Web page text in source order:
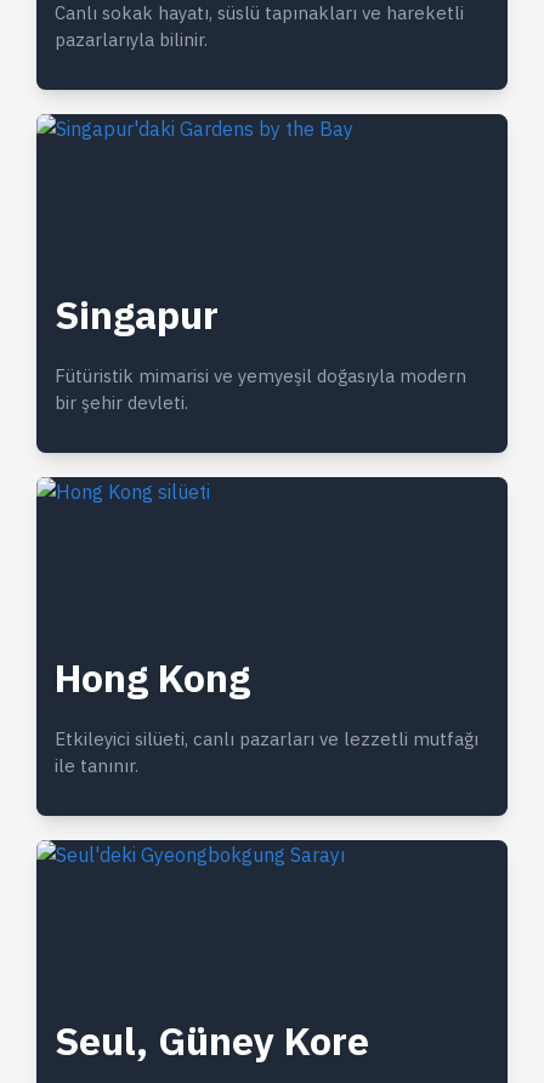
Canlı sokak hayatı, süslü tapınakları ve hareketli
pazarlarıyla bilinir.
Singapur
Fütüristik mimarisi ve yemyeşil doğasıyla modern
bir şehir devleti.
Hong Kong
Etkileyici silüeti, canlı pazarları ve lezzetli mutfağı
ile tanınır.
Seul, Güney Kore